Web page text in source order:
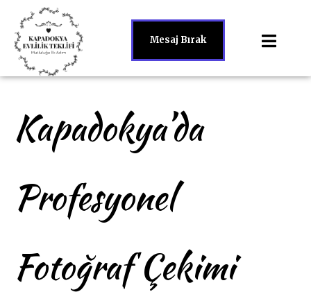
Mesaj Bırak
Kapadokya’da
Profesyonel
Fotoğraf Çekimi